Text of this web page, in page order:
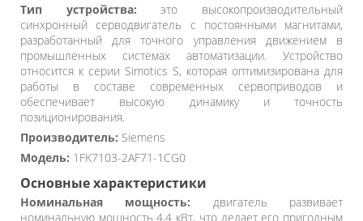
Тип устройства: это высокопроизводительный
синхронный серводвигатель с постоянными магнитами,
разработанный для точного управления движением в
промышленных системах автоматизации. Устройство
относится к серии Simotics S, которая оптимизирована для
работы в составе современных сервоприводов и
обеспечивает высокую динамику и точность
позиционирования.
Производитель: Siemens
Модель: 1FK7103-2AF71-1CG0
Основные характеристики
Номинальная мощность: двигатель развивает
номинальную мощность 4,4 кВт, что делает его пригодным